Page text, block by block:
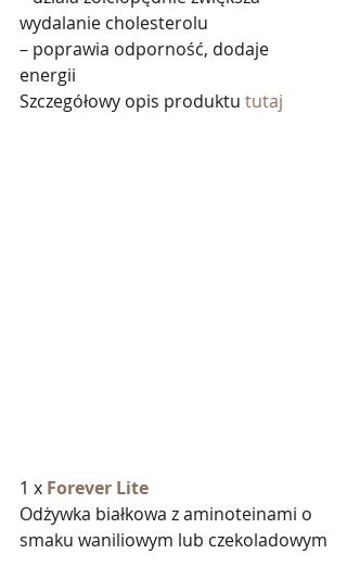
wydalanie cholesterolu
– poprawia odporność, dodaje
energii
Szczegółowy opis produktu tutaj
1 x Forever Lite
Odżywka białkowa z aminoteinami o
smaku waniliowym lub czekoladowym